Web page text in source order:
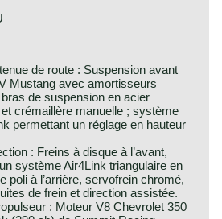
de route : Suspension avant
Mustang avec amortisseurs
de suspension en acier
crémaillère manuelle ; système
permettant un réglage en hauteur
: Freins à disque à l’avant,
système Air4Link triangulaire en
poli à l’arrière, servofrein chromé,
de frein et direction assistée.
: Moteur V8 Chevrolet 350